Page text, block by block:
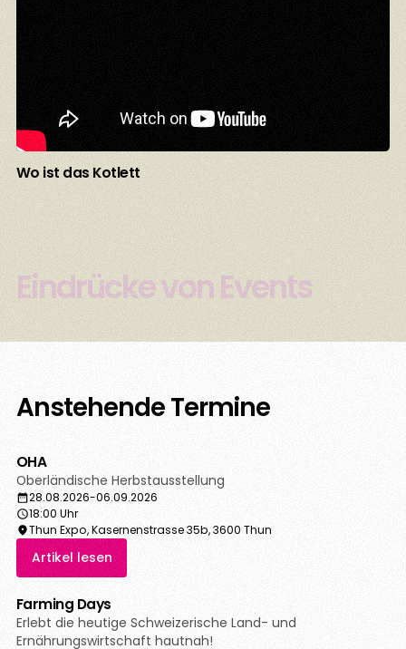
Wo ist das Kotlett
Eindrücke von Events
Anstehende Termine
OHA
Oberländische Herbstausstellung
28.08.2026-06.09.2026
18:00 Uhr
Thun Expo, Kasernenstrasse 35b, 3600 Thun
Artikel lesen
Farming Days
Erlebt die heutige Schweizerische Land- und
Ernährungswirtschaft hautnah!